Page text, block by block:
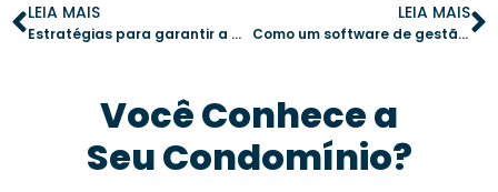
LEIA MAIS
Estratégias para garantir a saúde financeira do condomínio
LEIA MAIS
Como um software de gestão pode transformar a comunicação no condomínio
Você Conhece a
Seu Condomínio?